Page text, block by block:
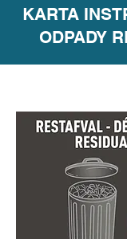
KARTA
ODPADY